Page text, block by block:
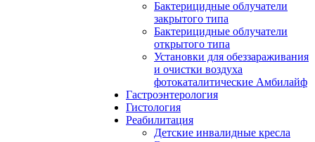
Бактерицидные облучатели
закрытого типа
Бактерицидные облучатели
открытого типа
Установки для обеззараживания
и очистки воздуха
фотокаталитические Амбилайф
Гастроэнтерология
Гистология
Реабилитация
Детские инвалидные кресла